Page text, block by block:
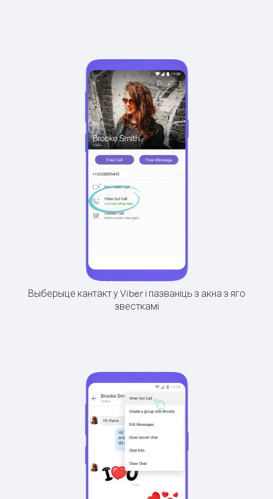
Выберыце кантакт у Viber і пазваніць з акна з яго
звесткамі